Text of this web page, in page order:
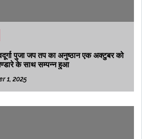
पुजा जप तप का अनुष्ठान एक अक्टुबर को
के साथ सम्पन्न हुआ
1, 2025